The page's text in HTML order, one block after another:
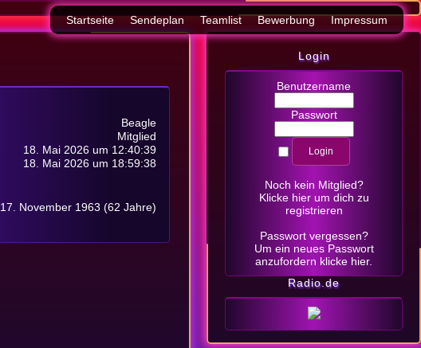
Startseite Sendeplan Teamlist Bewerbung Impressum
Beagle
Mitglied
18. Mai 2026 um 12:40:39
18. Mai 2026 um 18:59:38
17. November 1963 (62 Jahre)
Login
Benutzername
Passwort
Noch kein Mitglied?
Klicke hierum dich zu
registrieren
Passwort vergessen?
Um ein neues Passwort
anzufordern klicke hier.
Radio.de